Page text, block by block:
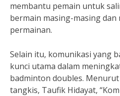
membantu pemain untuk
bermain masing-masing
permainan.
Selain itu, komunikasi yang
kunci utama dalam
badminton doubles.
tangkis, Taufik Hidayat,